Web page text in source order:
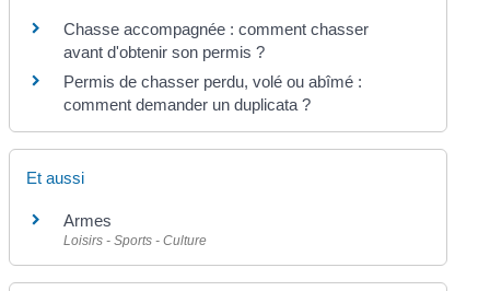
Chasse accompagnée : comment chasser
avant d'obtenir son permis ?
Permis de chasser perdu, volé ou abîmé :
comment demander un duplicata ?
Et aussi
Armes
Loisirs - Sports - Culture